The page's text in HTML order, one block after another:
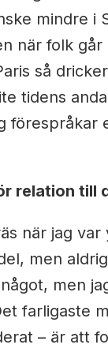
mindre i
när folk går
så
tidens
förespråkar
relation till
när jag var
men
men
farligaste
– är att